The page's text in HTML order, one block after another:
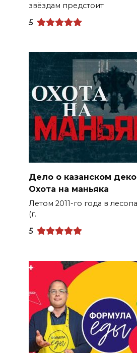
звёздам предстоит
5
Дело о казанском
Охота на маньяка
Летом 2011-го года в
(г.
5